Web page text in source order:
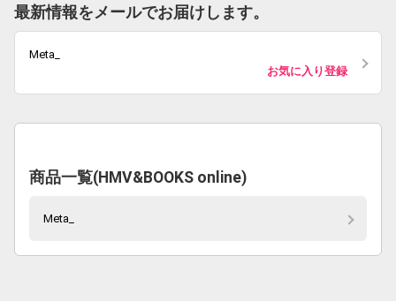
最新情報をメールでお届けします。
Meta_
お気に入り登録
商品一覧(HMV&BOOKS online)
Meta_